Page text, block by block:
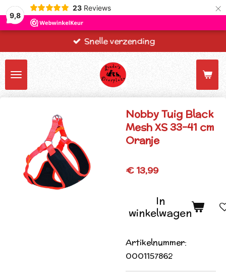
9,8
23 Reviews ×
Snelle verzending
Nobby Tuig Black
Mesh XS 33-41 cm
Oranje
€ 13,99
In
winkelwagen
Artikelnummer:
0001157862